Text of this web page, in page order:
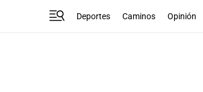
Deportes Caminos Opinión